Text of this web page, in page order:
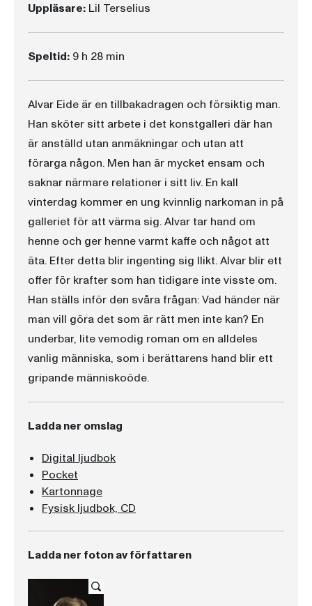
Uppläsare: Lil Terselius
Speltid: 9 h 28 min
Alvar Eide är en tillbakadragen och försiktig man.
Han sköter sitt arbete i det konstgalleri där han
är anställd utan anmäkningar och utan att
förarga någon. Men han är mycket ensam och
saknar närmare relationer i sitt liv. En kall
vinterdag kommer en ung kvinnlig narkoman in på
galleriet för att värma sig. Alvar tar hand om
henne och ger henne varmt kaffe och något att
äta. Efter detta blir ingenting sig llikt. Alvar blir ett
offer för krafter som han tidigare inte visste om.
Han ställs inför den svåra frågan: Vad händer när
man vill göra det som är rätt men inte kan? En
underbar, lite vemodig roman om en alldeles
vanlig människa, som i berättarens hand blir ett
gripande människoöde.
Ladda ner omslag
Digital ljudbok
Pocket
Kartonnage
Fysisk ljudbok, CD
Ladda ner foton av författaren